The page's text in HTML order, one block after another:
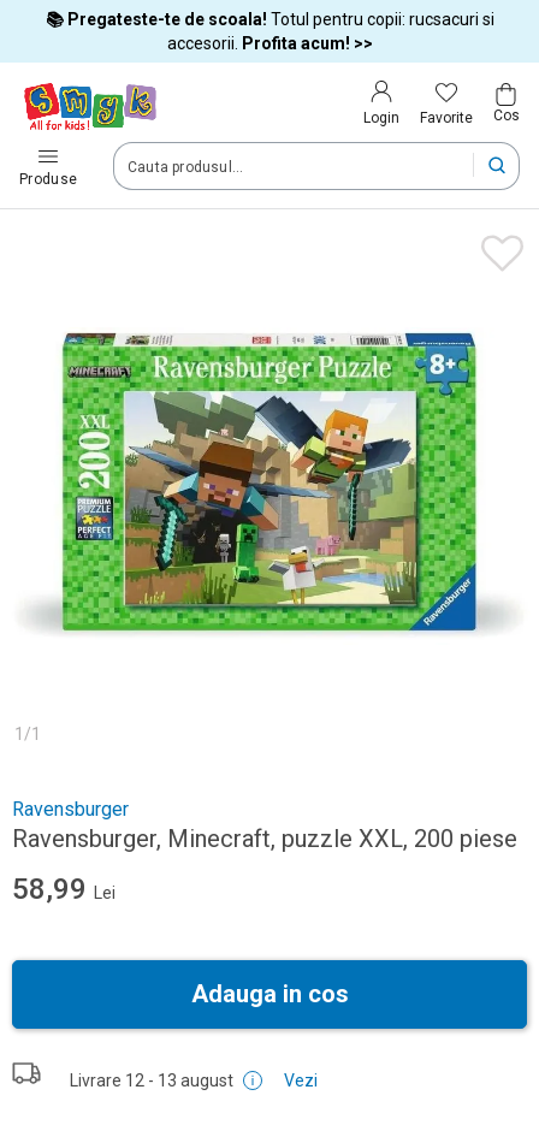
📚 Pregateste-te de scoala! Totul pentru copii: rucsacuri si
accesorii.
Profita acum! >>
Login Favorite Cos
Produse
Tara si limba
Alege tara si treci la cumparaturi
România (Romania)
Română
Dupa schimbarea tarii, unele produse pot fi eliminate din cos
Confirma
1 /1
Ravensburger
Ravensburger, Minecraft, puzzle XXL, 200 piese
58,99 Lei
Adauga in cos
Livrare 12 - 13 august Vezi